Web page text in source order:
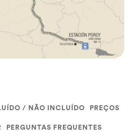
/ NÃO INCLUÍDO PREÇOS
PERGUNTAS FREQUENTES